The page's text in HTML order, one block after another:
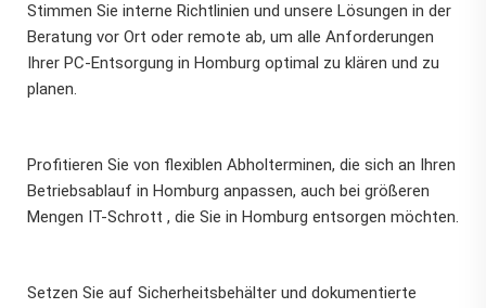
Stimmen Sie interne Richtlinien und unsere Lösungen in der
Beratung vor Ort oder remote ab, um alle Anforderungen
Ihrer PC-Entsorgung in Homburg optimal zu klären und zu
planen.
Profitieren Sie von flexiblen Abholterminen, die sich an Ihren
Betriebsablauf in Homburg anpassen, auch bei größeren
Mengen IT-Schrott , die Sie in Homburg entsorgen möchten.
Setzen Sie auf Sicherheitsbehälter und dokumentierte